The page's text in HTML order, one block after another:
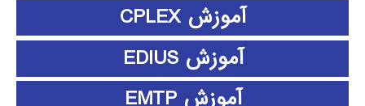
آموزش CPLEX
آموزش EDIUS
آموزش EMTP